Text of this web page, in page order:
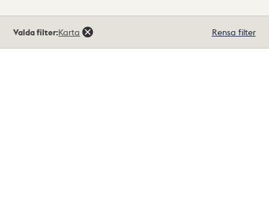
träffar
Valda filter:Karta Rensa filter